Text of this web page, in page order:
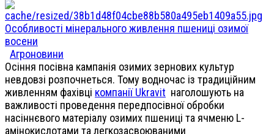
Особливості мінерального живлення пшениці озимої
восени
Агроновини
Осіння посівна кампанія озимих зернових культур
невдовзі розпочнеться. Тому водночас із традиційним
живленням фахівці компанії Ukravit наголошують на
важливості проведення передпосівної обробки
насіннєвого матеріалу озимих пшениці та ячменю L-
амінокислотами та легкозасвоюваними